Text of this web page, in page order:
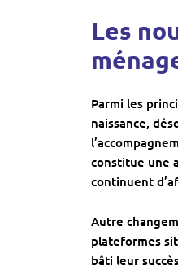
Les
Parmi les
naissance,
constitue une
continuent
Autre
plateformes
bâti leur